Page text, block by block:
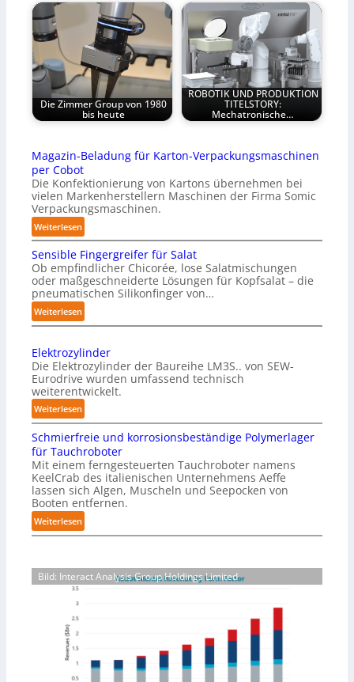
Die Zimmer Group von 1980
bis heute
ROBOTIK UND PRODUKTION
TITELSTORY:
Mechatronische…
Magazin-Beladung für Karton-Verpackungsmaschinen
per Cobot
Die Konfektionierung von Kartons übernehmen bei
vielen Markenherstellern Maschinen der Firma Somic
Verpackungsmaschinen.
Weiterlesen:
M
a
g
a
z
i
n
-
B
e
l
d
u
n
g
f
ü
r
K
t
o
Sensible Fingergreifer für Salat
Ob empfindlicher Chicorée, lose Salatmischungen
oder maßgeschneiderte Lösungen für Kopfsalat – die
pneumatischen Silikonfinger von…
Weiterlesen:
S
n
s
i
b
l
i
n
g
e
r
g
e
i
Elektrozylinder
Die Elektrozylinder der Baureihe LM3S.. von SEW-
Eurodrive wurden umfassend technisch
weiterentwickelt.
Weiterlesen:
E
l
e
k
t
r
o
z
i
n
Schmierfreie und korrosionsbeständige Polymerlager
für Tauchroboter
Mit einem ferngesteuerten Tauchroboter namens
KeelCrab des italienischen Unternehmens Aeffe
lassen sich Algen, Muscheln und Seepocken von
Booten entfernen.
Weiterlesen:
S
m
Bild: Interact Analysis Group Holdings Limited